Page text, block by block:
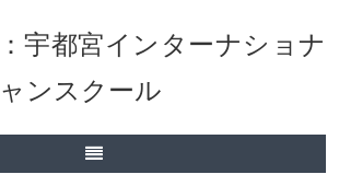
宇都宮インターナショナ
ンスクール